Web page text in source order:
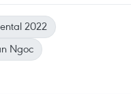
2022
Ngoc